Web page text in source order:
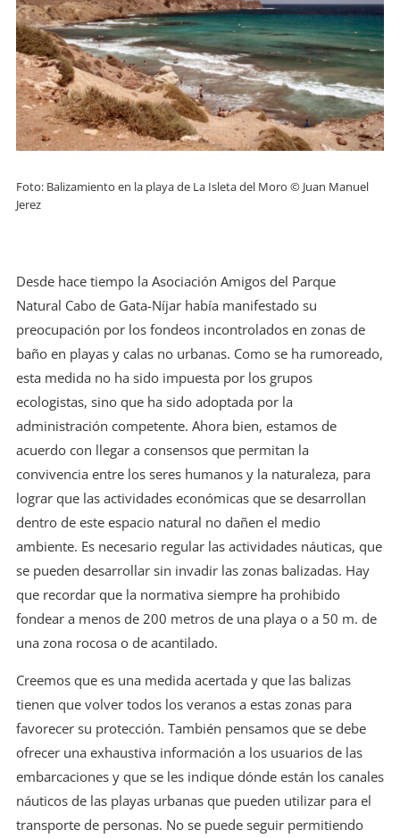
Foto: Balizamiento en la playa de La Isleta del Moro © Juan Manuel
Jerez
Desde hace tiempo la Asociación Amigos del Parque
Natural Cabo de Gata-Níjar había manifestado su
preocupación por los fondeos incontrolados en zonas de
baño en playas y calas no urbanas. Como se ha rumoreado,
esta medida no ha sido impuesta por los grupos
ecologistas, sino que ha sido adoptada por la
administración competente. Ahora bien, estamos de
acuerdo con llegar a consensos que permitan la
convivencia entre los seres humanos y la naturaleza, para
lograr que las actividades económicas que se desarrollan
dentro de este espacio natural no dañen el medio
ambiente. Es necesario regular las actividades náuticas, que
se pueden desarrollar sin invadir las zonas balizadas. Hay
que recordar que la normativa siempre ha prohibido
fondear a menos de 200 metros de una playa o a 50 m. de
una zona rocosa o de acantilado.
Creemos que es una medida acertada y que las balizas
tienen que volver todos los veranos a estas zonas para
favorecer su protección. También pensamos que se debe
ofrecer una exhaustiva información a los usuarios de las
embarcaciones y que se les indique dónde están los canales
náuticos de las playas urbanas que pueden utilizar para el
transporte de personas. No se puede seguir permitiendo